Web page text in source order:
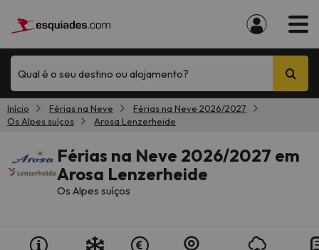
Qual é o seu destino ou alojamento?
Início Férias na Neve
Férias na Neve 2026/2027
Os Alpes suíços
Arosa Lenzerheide
Férias na Neve 2026/2027 em
Arosa Lenzerheide
Os Alpes suíços